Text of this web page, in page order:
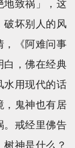
致祸」，这
破坏别人的风
，《阿难问事
白，佛在经典
水用现代的话
，鬼神也有居
。戒经里佛告
神是什么？